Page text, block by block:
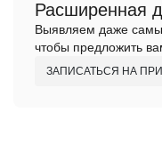
Расширенная
Выявляем даже
чтобы предложить
ЗАПИСАТЬСЯ НА